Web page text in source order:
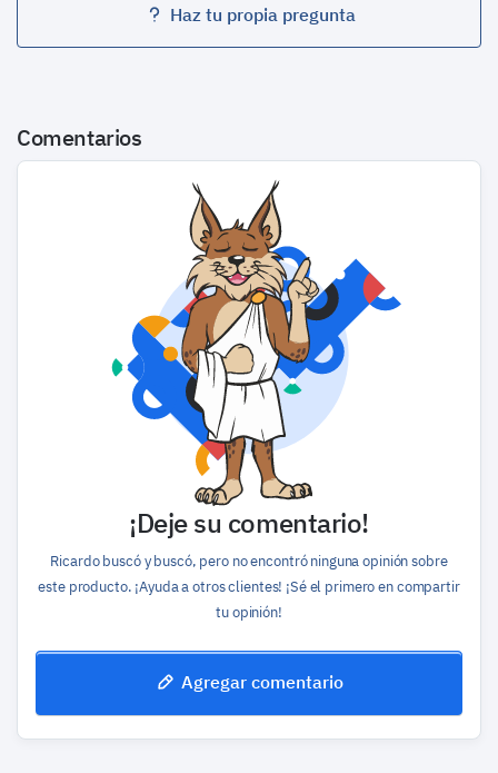
Haz tu propia pregunta
Comentarios
¡Deje su comentario!
Ricardo buscó y buscó, pero no encontró ninguna opinión sobre
este producto. ¡Ayuda a otros clientes! ¡Sé el primero en compartir
tu opinión!
Agregar comentario